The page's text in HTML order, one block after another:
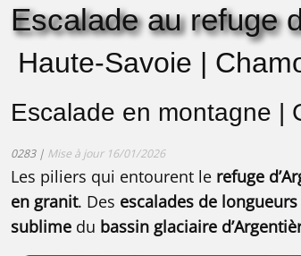
Escalade au refuge
Haute-Savoie |
Escalade en montagne |
0283 | Mise à jour 16/01/2026
Les piliers qui entourent le refuge
en granit. Des escalades de
sublime du bassin glaciaire